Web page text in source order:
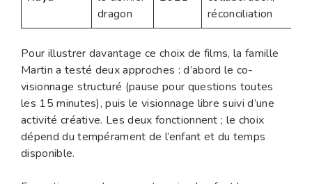
dragon
réconciliation
Pour illustrer davantage ce choix de films, la famille
Martin a testé deux approches : d’abord le co-
visionnage structuré (pause pour questions toutes
les 15 minutes), puis le visionnage libre suivi d’une
activité créative. Les deux fonctionnent ; le choix
dépend du tempérament de l’enfant et du temps
disponible.